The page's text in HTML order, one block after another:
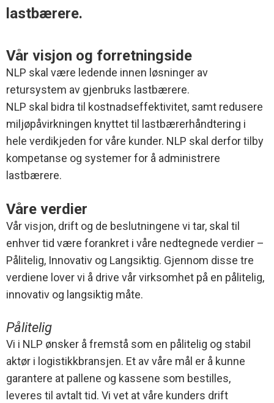
lastbærere.
Vår visjon og forretningside
NLP skal være ledende innen løsninger av
retursystem av gjenbruks lastbærere.
NLP skal bidra til kostnadseffektivitet, samt redusere
miljøpåvirkningen knyttet til lastbærerhåndtering i
hele verdikjeden for våre kunder. NLP skal derfor tilby
kompetanse og systemer for å administrere
lastbærere.
Våre verdier
Vår visjon, drift og de beslutningene vi tar, skal til
enhver tid være forankret i våre nedtegnede verdier –
Pålitelig, Innovativ og Langsiktig. Gjennom disse tre
verdiene lover vi å drive vår virksomhet på en pålitelig,
innovativ og langsiktig måte.
Pålitelig
Vi i NLP ønsker å fremstå som en pålitelig og stabil
aktør i logistikkbransjen. Et av våre mål er å kunne
garantere at pallene og kassene som bestilles,
leveres til avtalt tid. Vi vet at våre kunders drift